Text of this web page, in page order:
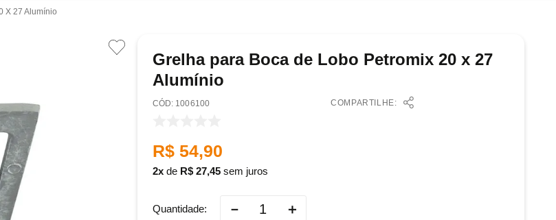
X 27 Alumínio
Grelha para Boca de Lobo Petromix 20 x 27
Alumínio
: 1006100 COMPARTILHE:
R$ 54,90
2 de R$ 27,45sem juros
Quantidade ＋
－